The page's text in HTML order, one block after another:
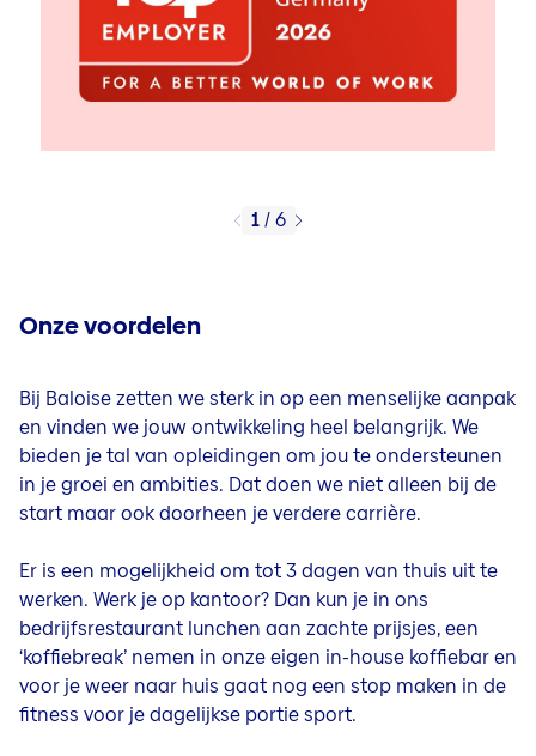
1/6
Onze voordelen
Bij Baloise zetten we sterk in op een menselijke aanpak
en vinden we jouw ontwikkeling heel belangrijk. We
bieden je tal van opleidingen om jou te ondersteunen
in je groei en ambities. Dat doen we niet alleen bij de
start maar ook doorheen je verdere carrière.
Er is een mogelijkheid om tot 3 dagen van thuis uit te
werken. Werk je op kantoor? Dan kun je in ons
bedrijfsrestaurant lunchen aan zachte prijsjes, een
‘koffiebreak’ nemen in onze eigen in-house koffiebar en
voor je weer naar huis gaat nog een stop maken in de
fitness voor je dagelijkse portie sport.